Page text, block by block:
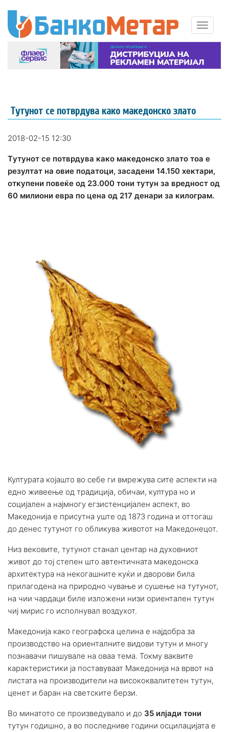
Tутунот се потврдува како македонско злато
2018-02-15 12:30
Tутунот се потврдува како македонско злато тоа е
резултат на овие податоци, засадени 14.150 хектари,
откупени повеќе од 23.000 тони тутун за вредност од
60 милиони евра по цена од 217 денари за килограм.
Културата којашто во себе ги вмрежува сите аспекти на
едно живеење од традиција, обичаи, култура но и
социјален а најмногу егзистенцијален аспект, во
Македонија е присутна уште од 1873 година и оттогаш
до денес тутунот го обликува животот на Македонецот.
Низ вековите, тутунот станал центар на духовниот
живот до тој степен што автентичната македонска
архитектура на некогашните куќи и дворови била
прилагодена на природно чување и сушење на тутунот,
на чии чардаци биле изложени низи ориентален тутун
чиј мирис го исполнувал воздухот.
Македонија како географска целина е најдобра за
производство на ориенталните видови тутун и многу
познавачи пишувале на оваа тема. Токму ваквите
карактеристики ја поставуваат Македонија на врвот на
листата на производители на висококвалитетен тутун,
ценет и баран на светските берзи.
Во минатото се произведувало и до 35 илјади тони
тутун годишно, а во последниве години осцилацијата е